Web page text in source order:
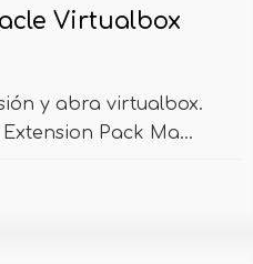
Virtualbox
y abra virtualbox.
Pack Ma...